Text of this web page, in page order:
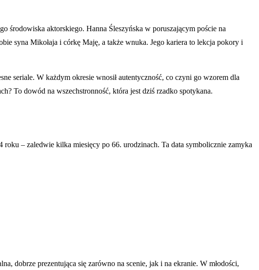
środowiska aktorskiego. Hanna Śleszyńska w poruszającym poście na
syna Mikołaja i córkę Maję, a także wnuka. Jego kariera to lekcja pokory i
seriale. W każdym okresie wnosił autentyczność, co czyni go wzorem dla
To dowód na wszechstronność, która jest dziś rzadko spotykana.
– zaledwie kilka miesięcy po 66. urodzinach. Ta data symbolicznie zamyka
dobrze prezentująca się zarówno na scenie, jak i na ekranie. W młodości,